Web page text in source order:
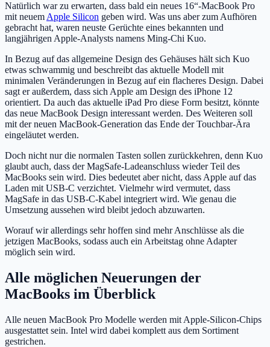
Natürlich war zu erwarten, dass bald ein neues 16“-MacBook Pro
mit neuem Apple Silicon geben wird. Was uns aber zum Aufhören
gebracht hat, waren neuste Gerüchte eines bekannten und
langjährigen Apple-Analysts namens Ming-Chi Kuo.
In Bezug auf das allgemeine Design des Gehäuses hält sich Kuo
etwas schwammig und beschreibt das aktuelle Modell mit
minimalen Veränderungen in Bezug auf ein flacheres Design. Dabei
sagt er außerdem, dass sich Apple am Design des iPhone 12
orientiert. Da auch das aktuelle iPad Pro diese Form besitzt, könnte
das neue MacBook Design interessant werden. Des Weiteren soll
mit der neuen MacBook-Generation das Ende der Touchbar-Ära
eingeläutet werden.
Doch nicht nur die normalen Tasten sollen zurückkehren, denn Kuo
glaubt auch, dass der MagSafe-Ladeanschluss wieder Teil des
MacBooks sein wird. Dies bedeutet aber nicht, dass Apple auf das
Laden mit USB-C verzichtet. Vielmehr wird vermutet, dass
MagSafe in das USB-C-Kabel integriert wird. Wie genau die
Umsetzung aussehen wird bleibt jedoch abzuwarten.
Worauf wir allerdings sehr hoffen sind mehr Anschlüsse als die
jetzigen MacBooks, sodass auch ein Arbeitstag ohne Adapter
möglich sein wird.
Alle möglichen Neuerungen der
MacBooks im Überblick
Alle neuen MacBook Pro Modelle werden mit Apple-Silicon-Chips
ausgestattet sein. Intel wird dabei komplett aus dem Sortiment
gestrichen.